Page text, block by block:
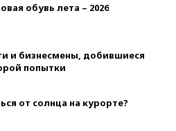
обувь лета – 2026
и бизнесмены, добившиеся
попытки
от солнца на курорте?